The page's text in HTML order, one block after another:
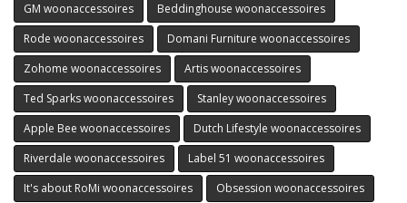
GM woonaccessoires
Beddinghouse woonaccessoires
Rode woonaccessoires
Domani Furniture woonaccessoires
Zohome woonaccessoires
Artis woonaccessoires
Ted Sparks woonaccessoires
Stanley woonaccessoires
Apple Bee woonaccessoires
Dutch Lifestyle woonaccessoires
Riverdale woonaccessoires
Label 51 woonaccessoires
It's about RoMi woonaccessoires
Obsession woonaccessoires